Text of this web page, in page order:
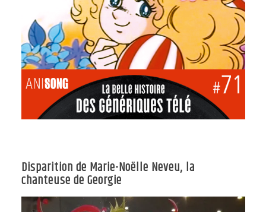
Disparition de Marie-Noëlle Neveu, la
chanteuse de Georgie